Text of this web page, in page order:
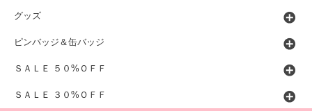
グッズ
ピンバッジ＆缶バッジ
ＳＡＬＥ ５０%ＯＦＦ
ＳＡＬＥ ３０%ＯＦＦ